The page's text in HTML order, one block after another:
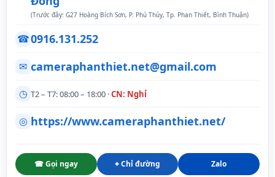
(Trước đây: G27 Hoàng Bích Sơn, P. Phú Thủy, Tp. Phan Thiết, Bình Thuận)
☎0916.131.252
✉ cameraphanthiet.net@gmail.com
◷ T2 – T7: 08:00 – 18:00 ·CN: Nghỉ
◎ https://www.cameraphanthiet.net/
☎ Gọi ngay ⌖ Chỉ đường Zalo